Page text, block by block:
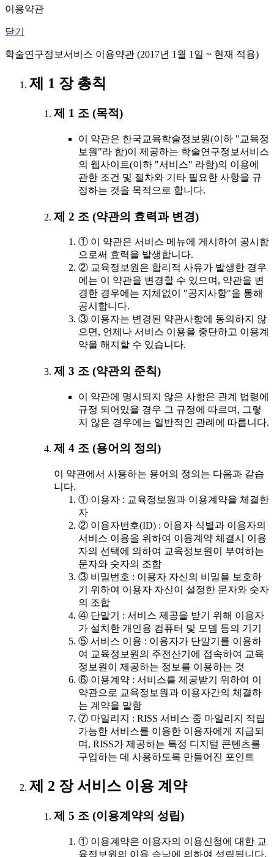
이용약관
닫기
학술연구정보서비스 이용약관 (2017년 1월 1일 ~ 현재 적용)
제 1 장 총칙
제 1 조 (목적)
이 약관은 한국교육학술정보원(이하 "교육정
보원"라 함)이 제공하는 학술연구정보서비스
의 웹사이트(이하 "서비스" 라함)의 이용에
관한 조건 및 절차와 기타 필요한 사항을 규
정하는 것을 목적으로 합니다.
제 2 조 (약관의 효력과 변경)
① 이 약관은 서비스 메뉴에 게시하여 공시함
으로써 효력을 발생합니다.
② 교육정보원은 합리적 사유가 발생한 경우
에는 이 약관을 변경할 수 있으며, 약관을 변
경한 경우에는 지체없이 "공지사항"을 통해
공시합니다.
③ 이용자는 변경된 약관사항에 동의하지 않
으면, 언제나 서비스 이용을 중단하고 이용계
약을 해지할 수 있습니다.
제 3 조 (약관외 준칙)
이 약관에 명시되지 않은 사항은 관계 법령에
규정 되어있을 경우 그 규정에 따르며, 그렇
지 않은 경우에는 일반적인 관례에 따릅니다.
제 4 조 (용어의 정의)
이 약관에서 사용하는 용어의 정의는 다음과 같습
니다.
① 이용자 : 교육정보원과 이용계약을 체결한
자
② 이용자번호(ID) : 이용자 식별과 이용자의
서비스 이용을 위하여 이용계약 체결시 이용
자의 선택에 의하여 교육정보원이 부여하는
문자와 숫자의 조합
③ 비밀번호 : 이용자 자신의 비밀을 보호하
기 위하여 이용자 자신이 설정한 문자와 숫자
의 조합
④ 단말기 : 서비스 제공을 받기 위해 이용자
가 설치한 개인용 컴퓨터 및 모뎀 등의 기기
⑤ 서비스 이용 : 이용자가 단말기를 이용하
여 교육정보원의 주전산기에 접속하여 교육
정보원이 제공하는 정보를 이용하는 것
⑥ 이용계약 : 서비스를 제공받기 위하여 이
약관으로 교육정보원과 이용자간의 체결하
는 계약을 말함
⑦ 마일리지 : RISS 서비스 중 마일리지 적립
가능한 서비스를 이용한 이용자에게 지급되
며, RISS가 제공하는 특정 디지털 콘텐츠를
구입하는 데 사용하도록 만들어진 포인트
제 2 장 서비스 이용 계약
제 5 조 (이용계약의 성립)
① 이용계약은 이용자의 이용신청에 대한 교
육정보원의 이용 승낙에 의하여 성립됩니다.